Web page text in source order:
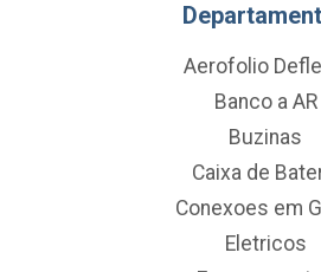
Aerofolio
Banco a AR
Buzinas
Caixa de
Conexoes em
Eletricos